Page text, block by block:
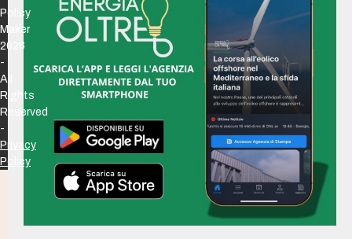
Policy
Maker
2026
-
All
Rights
Reserved
-
Privacy
Policy